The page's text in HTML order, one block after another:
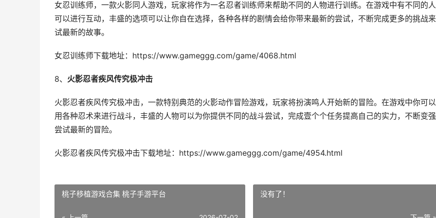
女忍训练师，一款火影同人游戏，玩家将作为一名忍者训练师来帮助不同的人物进行训练。在游戏中有不同的
可以进行互动，丰盛的选项可以让你自在选择，各种各样的剧情会给你带来最新的尝试，不断完成更多的挑战
试最新的故事。
女忍训练师下载地址：https://www.gameggg.com/game/4068.html
8、 火影忍者疾风传究极冲击
火影忍者疾风传究极冲击，一款特别典范的火影动作冒险游戏，玩家将扮演鸣人开始新的冒险。在游戏中你可
用各种忍术来进行战斗，丰盛的人物可以为你提供不同的战斗尝试，完成壹个个任务提高自己的实力，不断变
尝试最新的冒险。
火影忍者疾风传究极冲击下载地址：https://www.gameggg.com/game/4954.html
桃子移植游戏合集 桃子手游平台 没有了！